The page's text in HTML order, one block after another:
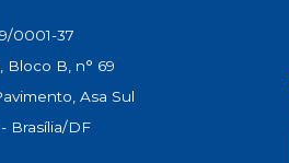
0001-37
Bloco B, n° 69
Asa Sul
Brasília/DF